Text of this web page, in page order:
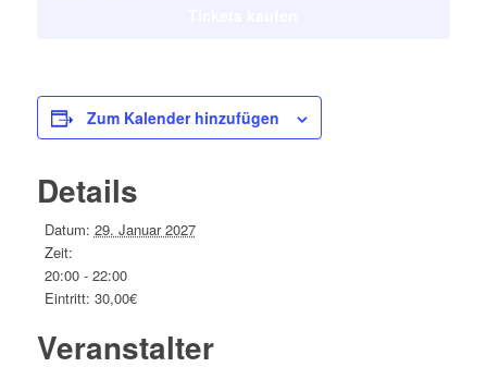
27,-
€
Fitz,
VVK
27,-
€
Zum Kalender hinzufügen
Details
Datum: 29. Januar 2027
Zeit:
20:00 - 22:00
Eintritt: 30,00€
Veranstalter